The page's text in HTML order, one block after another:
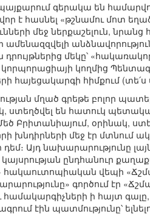
գերակա են
է հասնել «թշնամու մոտ
մեջ ներքաշելուն,
մեկը՝
կորպորացիայի կողմից
հիմքում (տե՛ս
մղած գրեթե բոլոր
են հատուկ
Բրիտանիայում, օրինակ,
խնդիրների մեջ էր մտնում
Այդ նախարարությունը
ընդհանուր
հակաուտոպիական վեպի
գործում էր
ի հայտ գալը,
էին պատմությունը՝